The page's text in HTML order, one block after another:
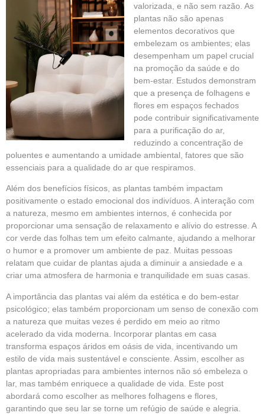
valorizada, e não sem razão. As
plantas não são apenas
elementos decorativos que
embelezam os ambientes; elas
desempenham um papel crucial
na promoção da saúde e do
bem-estar. Estudos demonstram
que a presença de folhagens e
flores em espaços fechados
pode contribuir significativamente
para a purificação do ar,
reduzindo a concentração de
poluentes e aumentando a umidade ambiental, fatores que são
essenciais para a qualidade do ar que respiramos.
Além dos benefícios físicos, as plantas também impactam
positivamente o estado emocional dos indivíduos. A interação com
a natureza, mesmo em ambientes internos, é conhecida por
proporcionar uma sensação de relaxamento e alívio do estresse. A
cor verde das folhas tem um efeito calmante, ajudando a melhorar
o humor e a promover um ambiente de paz. Muitas pessoas
relatam que cuidar de plantas ajuda a diminuir a ansiedade e a
criar uma atmosfera de harmonia e tranquilidade em suas casas.
A importância das plantas vai além da estética e do bem-estar
psicológico; elas também proporcionam um senso de conexão com
a natureza que muitas vezes é perdido em meio ao ritmo
acelerado da vida moderna. Incorporar plantas em casa
transforma espaços áridos em oásis de vida, incentivando um
estilo de vida mais sustentável e consciente. Assim, escolher as
plantas apropriadas para ambientes internos não só embeleza o
lar, mas também enriquece a qualidade de vida. Este post
abordará como escolher as melhores folhagens e flores,
garantindo que seu lar se torne um refúgio de saúde e alegria.